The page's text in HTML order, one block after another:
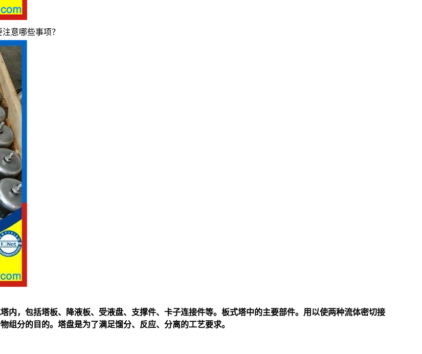
意哪些事项？
内， 包括塔板、降液板、受液盘、支撑件、卡子连接件等。板式塔中的主要部件。用以使两种流体密切接
分的目的。塔盘是为了满足馏分、反应、分离的工艺要求。